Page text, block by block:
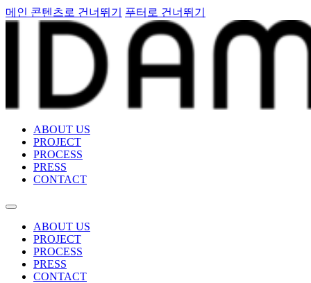
메인 콘텐츠로 건너뛰기 푸터로 건너뛰기
ABOUT US
PROJECT
PROCESS
PRESS
CONTACT
ABOUT US
PROJECT
PROCESS
PRESS
CONTACT